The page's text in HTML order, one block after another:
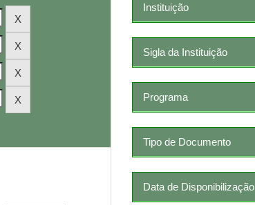
Instituição
Sigla da Instituição
Programa
Tipo de Documento
Data de Disponibilização